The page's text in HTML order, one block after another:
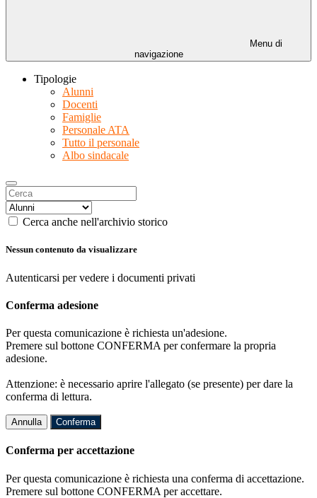
Menu di
navigazione
Tipologie
Alunni
Docenti
Famiglie
Personale ATA
Tutto il personale
Albo sindacale
Cerca anche nell'archivio storico
Nessun contenuto da visualizzare
Autenticarsi per vedere i documenti privati
Conferma adesione
Per questa comunicazione è richiesta un'adesione.
Premere sul bottone CONFERMA per confermare la propria
adesione.
Attenzione: è necessario aprire l'allegato (se presente) per dare la
conferma di lettura.
Annulla Conferma
Conferma per accettazione
Per questa comunicazione è richiesta una conferma di accettazione.
Premere sul bottone CONFERMA per accettare.